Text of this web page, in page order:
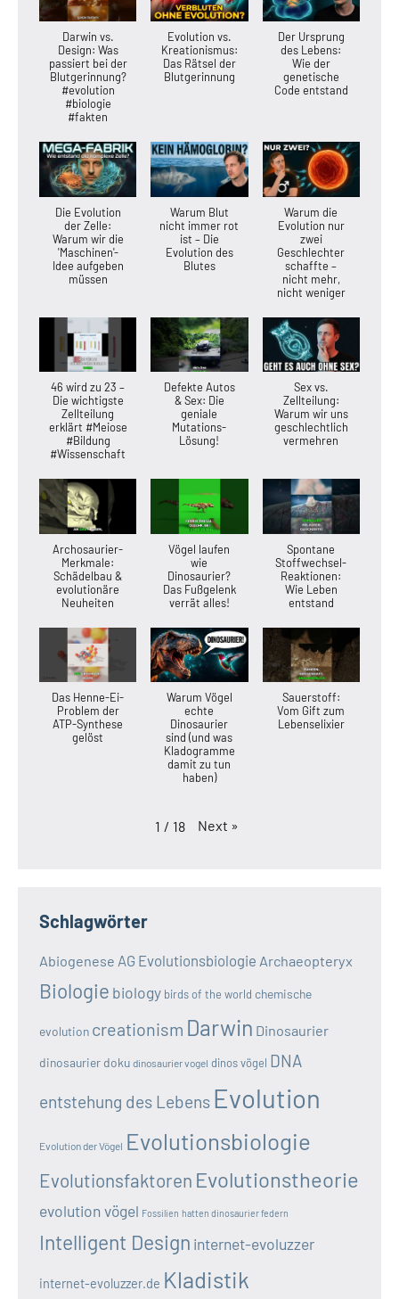
Darwin vs.
Design: Was
passiert bei der
Blutgerinnung?
#evolution
#biologie
#fakten
Evolution vs.
Kreationismus:
Das Rätsel der
Blutgerinnung
Der Ursprung
des Lebens:
Wie der
genetische
Code entstand
Die Evolution
der Zelle:
Warum wir die
'Maschinen'-
Idee aufgeben
müssen
Warum Blut
nicht immer rot
ist – Die
Evolution des
Blutes
Warum die
Evolution nur
zwei
Geschlechter
schaffte –
nicht mehr,
nicht weniger
46 wird zu 23 –
Die wichtigste
Zellteilung
erklärt #Meiose
#Bildung
#Wissenschaft
Defekte Autos
& Sex: Die
geniale
Mutations-
Lösung!
Sex vs.
Zellteilung:
Warum wir uns
geschlechtlich
vermehren
Archosaurier-
Merkmale:
Schädelbau &
evolutionäre
Neuheiten
Vögel laufen
wie
Dinosaurier?
Das Fußgelenk
verrät alles!
Spontane
Stoffwechsel-
Reaktionen:
Wie Leben
entstand
Das Henne-Ei-
Problem der
ATP-Synthese
gelöst
Warum Vögel
echte
Dinosaurier
sind (und was
Kladogramme
damit zu tun
haben)
Sauerstoff:
Vom Gift zum
Lebenselixier
1 / 18 Next »
Schlagwörter
Abiogenese AG Evolutionsbiologie Archaeopteryx
Biologie biology birds of the world chemische
evolution creationism Darwin Dinosaurier
dinosaurier doku dinosaurier vogel dinos vögel DNA
entstehung des Lebens Evolution
Evolution der Vögel Evolutionsbiologie
Evolutionsfaktoren Evolutionstheorie
evolution vögel Fossilien hatten dinosaurier federn
Intelligent Design internet-evoluzzer
internet-evoluzzer.de Kladistik